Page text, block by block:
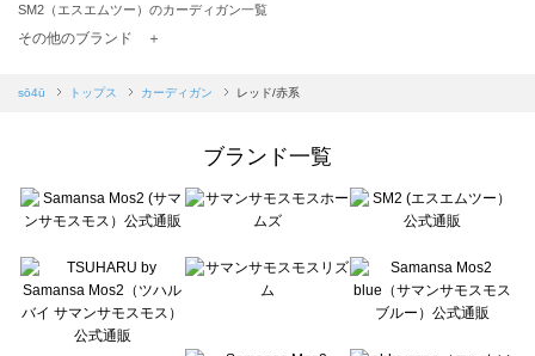
SM2（エスエムツー）のカーディガン一覧
TSUHARU by Samansa Mos2（ツハルバイサマンサモスモス）のカーディガン一覧
Samansa Mos2 blue（サマンサモスモス ブルー）のカーディガン一覧
sō4ū（ソウフォーユー）のカーディガン一覧
Te chichi（テチチ）のカーディガン一覧
Te chichi CLASSIC（テチチ クラシック）のカーディガン一覧
Lugnoncure（ルノンキュール）のカーディガン一覧
BETTY'S BLUE（べティーズブルー）のカーディガン一覧
Wpc.（ワールドパーティー）のカーディガン一覧
その他のブランド ＋
sō4ū トップス カーディガン レッド/赤系
ブランド一覧